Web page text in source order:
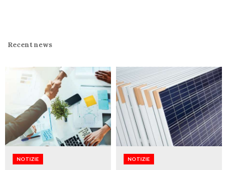
Recent news
NOTIZIE NOTIZIE